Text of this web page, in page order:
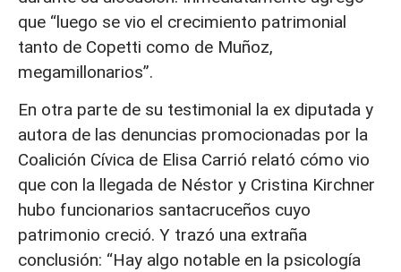
que “luego se vio el crecimiento patrimonial
tanto de Copetti como de Muñoz,
megamillonarios”.
En otra parte de su testimonial la ex diputada y
autora de las denuncias promocionadas por la
Coalición Cívica de Elisa Carrió relató cómo vio
que con la llegada de Néstor y Cristina Kirchner
hubo funcionarios santacruceños cuyo
patrimonio creció. Y trazó una extraña
conclusión: “Hay algo notable en la psicología